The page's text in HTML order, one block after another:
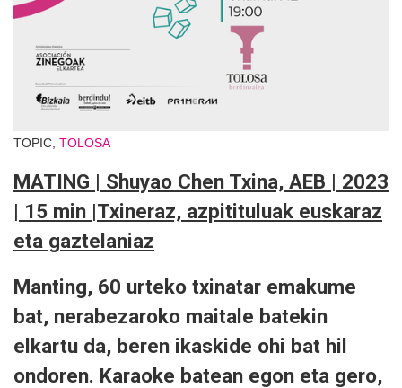
TOPIC, TOLOSA
MATING | Shuyao Chen Txina, AEB | 2023
| 15 min |Txineraz, azpitituluak euskaraz
eta gaztelaniaz
Manting, 60 urteko txinatar emakume
bat, nerabezaroko maitale batekin
elkartu da, beren ikaskide ohi bat hil
ondoren. Karaoke batean egon eta gero,